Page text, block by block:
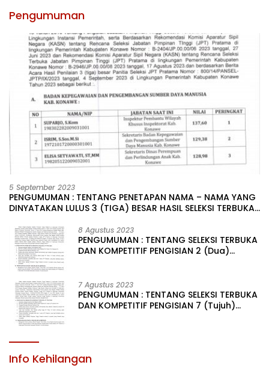
Pengumuman
5 September 2023
PENGUMUMAN : TENTANG PENETAPAN NAMA – NAMA YANG
DINYATAKAN LULUS 3 (TIGA) BESAR HASIL SELEKSI TERBUKA
LINGKUNGAN PEMERINTAH DAERAH KABUPATEN KONAWE
8 Agustus 2023
PENGUMUMAN : TENTANG SELEKSI TERBUKA
DAN KOMPETITIF PENGISIAN 2 (Dua)
KABUPATEN KONAWE
7 Agustus 2023
PENGUMUMAN : TENTANG SELEKSI TERBUKA
DAN KOMPETITIF PENGISIAN 7 (Tujuh)
Info Kehilangan